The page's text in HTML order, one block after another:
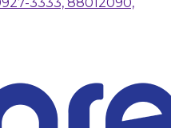
3333, 88012090,